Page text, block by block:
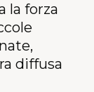
la forza
diffusa